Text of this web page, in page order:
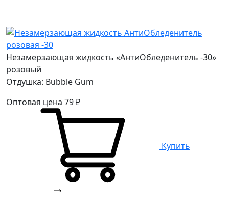
Незамерзающая жидкость «АнтиОбледенитель -30»
розовый
Отдушка: Bubble Gum
Оптовая цена 79₽
Купить